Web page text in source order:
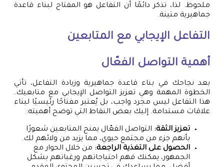
ملحوظ. لذا، تذكر دائمًا أن التفاعل هو المفتاح لبناء قاعدة
جماهيرية متينة.
التفاعل الإيجابي مع المتابعين
أهمية التواصل الفعّال
بعد نجاحك في بناء قاعدة جماهيرية وزيادة التفاعل، تأتي
الخطوة المهمة وهي تعزيز التواصل الإيجابي مع متابعيك.
هذا التفاعل ليس مجرد واجب، بل يُعتبر مفتاحًا رئيسيًا لبناء
علاقات مستدامة. إليك بعض النقاط التي توضح أهميته:
تعزيز الثقة: التواصل الفعّال يمنح المتابعين شعورًا
بأنهم جزء من مجتمع حيوي، مما يزيد من ولائهم لك.
الحصول على التغذية الراجعة: من خلال الحوار مع
الجمهور، يمكنك فهم احتياجاتهم ورغباتهم بشكل